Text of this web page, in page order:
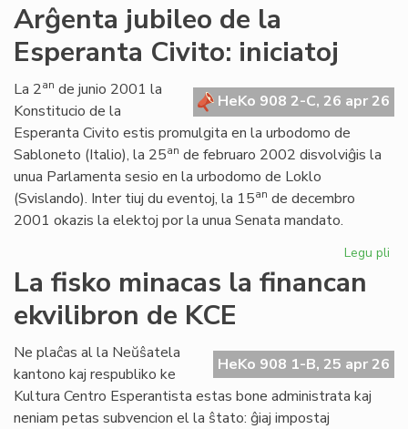
en
Arĝenta jubileo de la
Esperanta Civito: iniciatoj
HeKo 908 2-C, 26 apr 26
La 2an de junio 2001 la
Konstitucio de la
Esperanta Civito estis promulgita en la urbodomo de
Sabloneto (Italio), la 25an de februaro 2002 disvolviĝis la
unua Parlamenta sesio en la urbodomo de Loklo
(Svislando). Inter tiuj du eventoj, la 15an de decembro
2001 okazis la elektoj por la unua Senata mandato.
Legu pli
La fisko minacas la financan
ekvilibron de KCE
HeKo 908 1-B, 25 apr 26
Ne plaĉas al la Neŭŝatela
kantono kaj respubliko ke
Kultura Centro Esperantista estas bone administrata kaj
neniam petas subvencion el la ŝtato: ĝiaj impostaj